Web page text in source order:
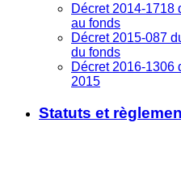
Décret 2014-1718
au fonds
Décret 2015-087
du fonds
Décret 2016-1306
2015
Statuts et